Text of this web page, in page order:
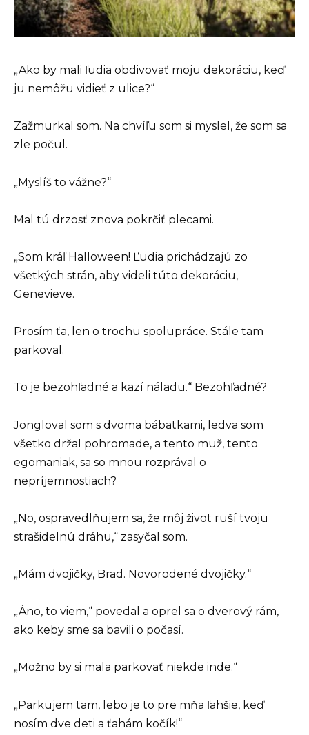
„Ako by mali ľudia obdivovať moju dekoráciu, keď
ju nemôžu vidieť z ulice?“
Zažmurkal som. Na chvíľu som si myslel, že som sa
zle počul.
„Myslíš to vážne?“
Mal tú drzosť znova pokrčiť plecami.
„Som kráľ Halloween! Ľudia prichádzajú zo
všetkých strán, aby videli túto dekoráciu,
Genevieve.
Prosím ťa, len o trochu spolupráce. Stále tam
parkoval.
To je bezohľadné a kazí náladu.“ Bezohľadné?
Jongloval som s dvoma bábätkami, ledva som
všetko držal pohromade, a tento muž, tento
egomaniak, sa so mnou rozprával o
nepríjemnostiach?
„No, ospravedlňujem sa, že môj život ruší tvoju
strašidelnú dráhu,“ zasyčal som.
„Mám dvojičky, Brad. Novorodené dvojičky.“
„Áno, to viem,“ povedal a oprel sa o dverový rám,
ako keby sme sa bavili o počasí.
„Možno by si mala parkovať niekde inde.“
„Parkujem tam, lebo je to pre mňa ľahšie, keď
nosím dve deti a ťahám kočík!“